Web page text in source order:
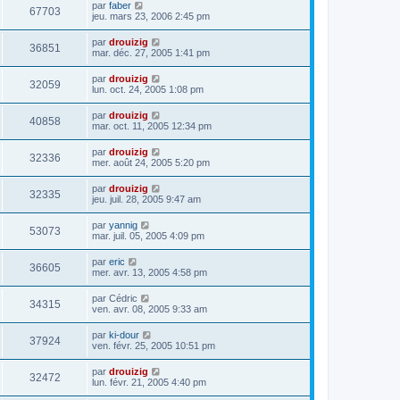
67703 par faber
jeu. mars 23, 2006 2:45 pm
36851 par drouizig
mar. déc. 27, 2005 1:41 pm
32059 par drouizig
lun. oct. 24, 2005 1:08 pm
40858 par drouizig
mar. oct. 11, 2005 12:34 pm
32336 par drouizig
mer. août 24, 2005 5:20 pm
32335 par drouizig
jeu. juil. 28, 2005 9:47 am
53073 par yannig
mar. juil. 05, 2005 4:09 pm
36605 par eric
mer. avr. 13, 2005 4:58 pm
34315 par Cédric
ven. avr. 08, 2005 9:33 am
37924 par ki-dour
ven. févr. 25, 2005 10:51 pm
32472 par drouizig
lun. févr. 21, 2005 4:40 pm